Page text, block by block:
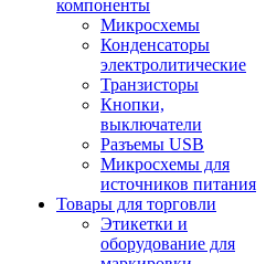
компоненты
Микросхемы
Конденсаторы
электролитические
Транзисторы
Кнопки,
выключатели
Разъемы USB
Микросхемы для
источников питания
Товары для торговли
Этикетки и
оборудование для